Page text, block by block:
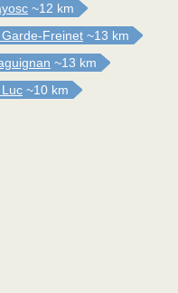
~12 km
Garde-Freinet ~13 km
~13 km
~10 km